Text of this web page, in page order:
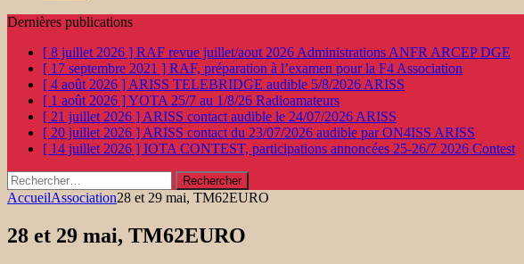
Dernières publications
[ 8 juillet 2026 ] RAF revue juillet/aout 2026 Administrations ANFR ARCEP DGE
[ 17 septembre 2021 ] RAF, préparation à l’examen pour la F4 Association
[ 4 août 2026 ] ARISS TELEBRIDGE audible 5/8/2026 ARISS
[ 1 août 2026 ]YOTA 25/7 au 1/8/26 Radioamateurs
[ 21 juillet 2026 ] ARISS contact audible le 24/07/2026 ARISS
[ 20 juillet 2026 ] ARISS contact du 23/07/2026 audible par ON4ISS ARISS
[ 14 juillet 2026 ] IOTA CONTEST, participations annoncées 25-26/7 2026 Contest
Rechercher :
AccueilAssociation28 et 29 mai, TM62EURO
28 et 29 mai, TM62EURO